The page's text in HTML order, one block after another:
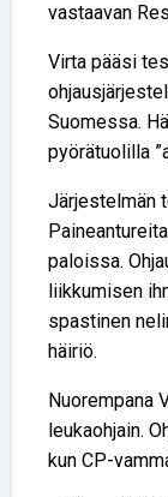
vastaavan
Virta pääsi
Suomessa.
pyörätuolilla
Järjestelmän
paloissa.
liikkumisen
spastinen
häiriö.
Nuorempana
leukaohjain.
kun CP-